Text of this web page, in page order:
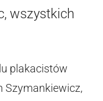
wszystkich
plakacistów
Szymankiewicz,